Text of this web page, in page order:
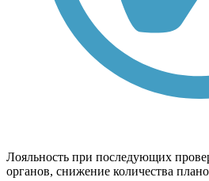
Лояльность при последующих
органов, снижение количества